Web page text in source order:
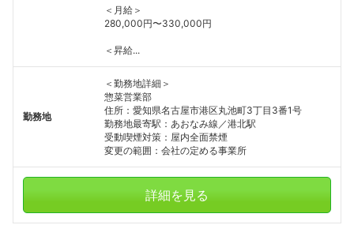
＜月給＞
280,000円〜330,000円
＜昇給...
勤務地
＜勤務地詳細＞
惣菜営業部
住所：愛知県名古屋市港区丸池町3丁目3番1号
勤務地最寄駅：あおなみ線／港北駅
受動喫煙対策：屋内全面禁煙
変更の範囲：会社の定める事業所
詳細を見る